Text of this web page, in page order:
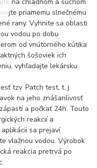
na chladnom a suchom
priamemu slnečnému
rany. Vyhnite sa oblasti
vodou po dobu
od vnútorného kútika
šošoviek ich
vyhľadajte lekársku
tzv. Patch test, t. j.
na jeho znášanlivosť
a počkať 24h. Touto
reakcií a
sa prejaví
vlažnou vodou. Výrobok
reakcia pretrvá po